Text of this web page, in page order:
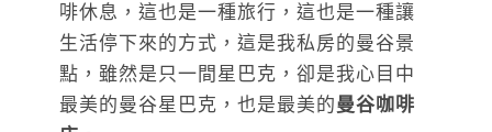
啡休息，這也是一種旅行，這也是一種讓
生活停下來的方式，這是我私房的曼谷景
點，雖然是只一間星巴克，卻是我心目中
最美的曼谷星巴克，也是最美的曼谷咖啡